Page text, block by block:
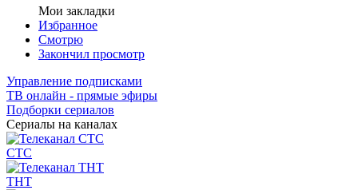
Мои закладки
Избранное
Смотрю
Закончил просмотр
Управление подписками
ТВ онлайн - прямые эфиры
Подборки сериалов
Сериалы на каналах
СТС
ТНТ